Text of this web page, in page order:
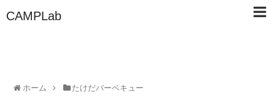
CAMPLab
ホーム たけだバーベキュー